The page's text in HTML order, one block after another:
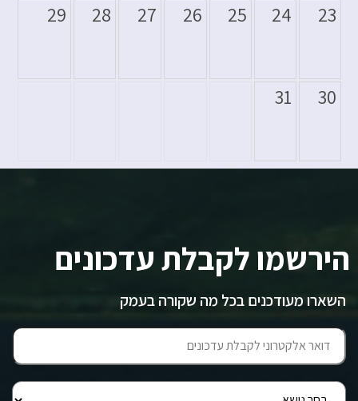
23
24
25
26
27
28
29
30
31
הירשמו לקבלת עדכונים
השארו מעודכנים בכל מה שקורה בעמק